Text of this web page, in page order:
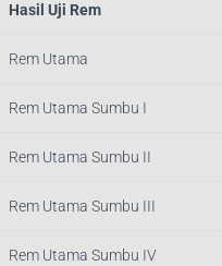
Hasil Uji Rem
Rem Utama
Rem Utama Sumbu I
Rem Utama Sumbu II
Rem Utama Sumbu III
Rem Utama Sumbu IV